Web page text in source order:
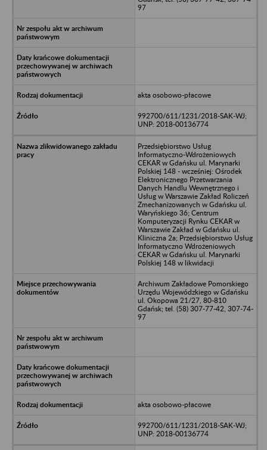
97
akta osobowo-płacowe
992700/611/1231/2018-SAK-WJ;
UNP: 2018-00136774
Przedsiębiorstwo Usług
Informatyczno-Wdrożeniowych
CEKAR w Gdańsku ul. Marynarki
Polskiej 148 - wcześniej: Ośrodek
Elektronicznego Przetwarzania
Danych Handlu Wewnętrznego i
Usług w Warszawie Zakład Roliczeń
Zmechanizowanych w Gdańsku ul.
Waryńskiego 36; Centrum
Komputeryzacji Rynku CEKAR w
Warszawie Zakład w Gdańsku ul.
Kliniczna 2a; Przedsiębiorstwo Usług
Informatyczno Wdrożeniowych
CEKAR w Gdańsku ul. Marynarki
Polskiej 148 w likwidacji
Archiwum Zakładowe Pomorskiego
Urzędu Wojewódzkiego w Gdańsku
ul. Okopowa 21/27, 80-810
Gdańsk; tel. (58) 307-77-42, 307-74-
97
akta osobowo-płacowe
992700/611/1231/2018-SAK-WJ;
UNP: 2018-00136774